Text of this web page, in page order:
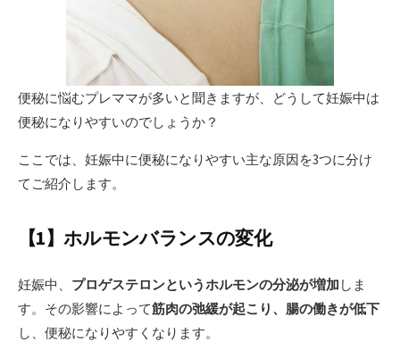
便秘に悩むプレママが多いと聞きますが、どうして妊娠中は
便秘になりやすいのでしょうか？
ここでは、妊娠中に便秘になりやすい主な原因を3つに分け
てご紹介します。
【1】ホルモンバランスの変化
妊娠中、 プロゲステロンというホルモンの分泌が増加 しま
す。その影響によって筋肉の弛緩が起こり、腸の働きが低下
し、便秘になりやすくなります。